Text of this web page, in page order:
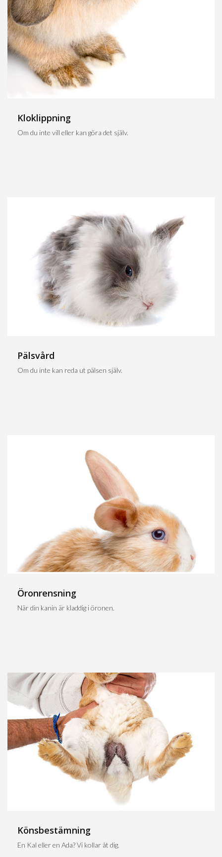
Kloklippning
Om du inte vill eller kan göra det själv.
Pälsvård
Om du inte kan reda ut pälsen själv.
Öronrensning
När din kanin är kladdig i öronen.
Könsbestämning
En Kal eller en Ada? Vi kollar åt dig.